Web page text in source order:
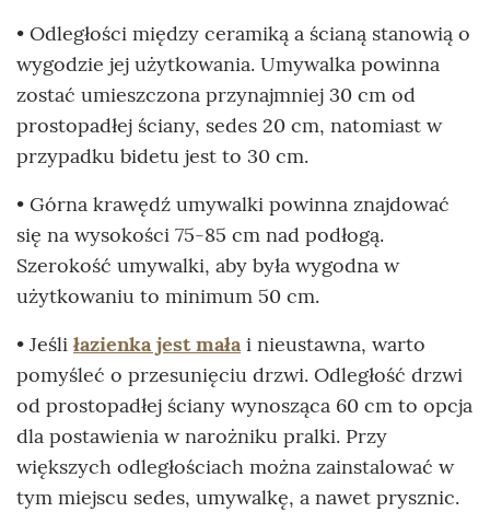
• Odległości między ceramiką a ścianą stanowią o
wygodzie jej użytkowania. Umywalka powinna
zostać umieszczona przynajmniej 30 cm od
prostopadłej ściany, sedes 20 cm, natomiast w
przypadku bidetu jest to 30 cm.
• Górna krawędź umywalki powinna znajdować
się na wysokości 75-85 cm nad podłogą.
Szerokość umywalki, aby była wygodna w
użytkowaniu to minimum 50 cm.
• Jeśli łazienka jest małai nieustawna, warto
pomyśleć o przesunięciu drzwi. Odległość drzwi
od prostopadłej ściany wynosząca 60 cm to opcja
dla postawienia w narożniku pralki. Przy
większych odległościach można zainstalować w
tym miejscu sedes, umywalkę, a nawet prysznic.